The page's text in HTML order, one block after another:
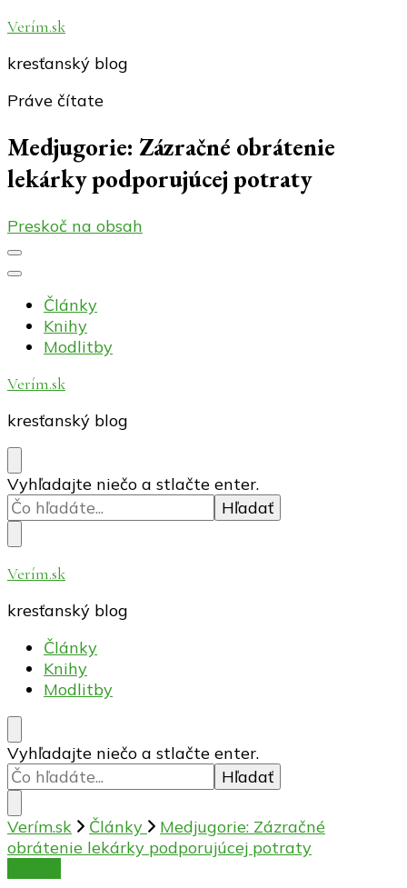
Verím.sk
kresťanský blog
Práve čítate
Medjugorie: Zázračné obrátenie
lekárky podporujúcej potraty
Preskoč na obsah
Články
Knihy
Modlitby
Verím.sk
kresťanský blog
Hľadáte
niečo?
Vyhľadajte niečo a stlačte enter.
Verím.sk
kresťanský blog
Články
Knihy
Modlitby
Hľadáte
niečo?
Vyhľadajte niečo a stlačte enter.
Verím.sk Články
Medjugorie: Zázračné
obrátenie lekárky podporujúcej potraty